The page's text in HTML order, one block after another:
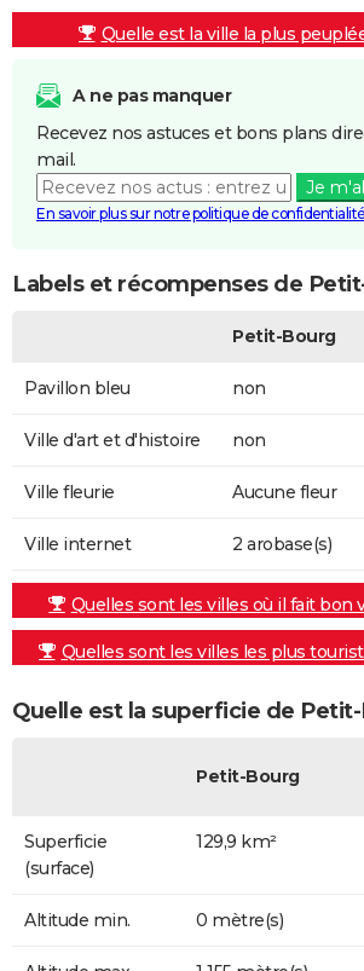
Quelle est la ville la plus
A ne pas manquer
Recevez nos astuces et bons plans
mail.
Je
En savoir plus sur notre politique de confidentialité
Labels et récompenses de
Petit-Bourg
Pavillon bleu non
Ville d'art et d'histoire non
Ville fleurie Aucune fleur
Ville internet 2 arobase(s)
Quelles sont les villes où il fait bon
Quelles sont les villes les plus
Quelle est la superficie de
Petit-Bourg
Superficie
(surface)
129,9 km²
Altitude min. 0 mètre(s)